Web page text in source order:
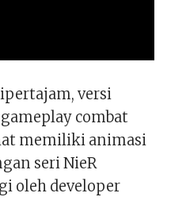
versi
combat
memiliki animasi
seri NieR
oleh developer